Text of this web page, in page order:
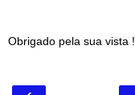
Obrigado pela sua vista !